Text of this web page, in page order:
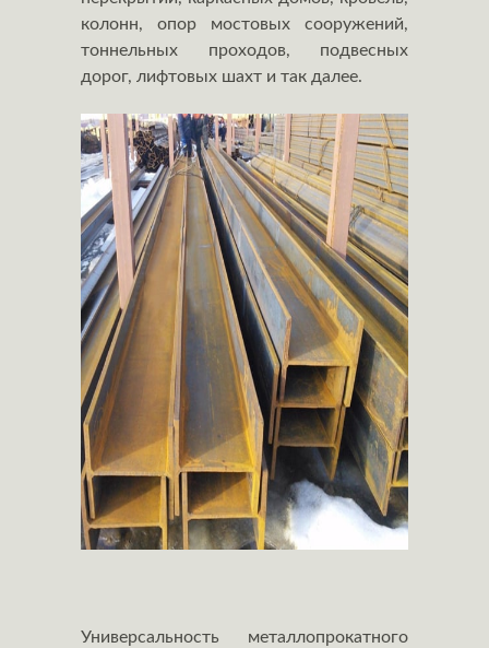
колонн, опор мостовых сооружений,
тоннельных проходов, подвесных
дорог, лифтовых шахт и так далее.
Универсальность металлопрокатного